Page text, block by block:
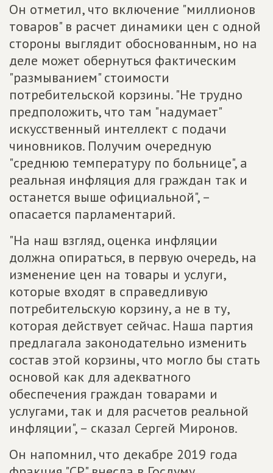
Он отметил, что включение "миллионов
товаров" в расчет динамики цен с одной
стороны выглядит обоснованным, но на
деле может обернуться фактическим
"размыванием" стоимости
потребительской корзины. "Не трудно
предположить, что там "надумает"
искусственный интеллект с подачи
чиновников. Получим очередную
"среднюю температуру по больнице", а
реальная инфляция для граждан так и
останется выше официальной", –
опасается парламентарий.
"На наш взгляд, оценка инфляции
должна опираться, в первую очередь, на
изменение цен на товары и услуги,
которые входят в справедливую
потребительскую корзину, а не в ту,
которая действует сейчас. Наша партия
предлагала законодательно изменить
состав этой корзины, что могло бы стать
основой как для адекватного
обеспечения граждан товарами и
услугами, так и для расчетов реальной
инфляции", – сказал Сергей Миронов.
Он напомнил, что декабре 2019 года